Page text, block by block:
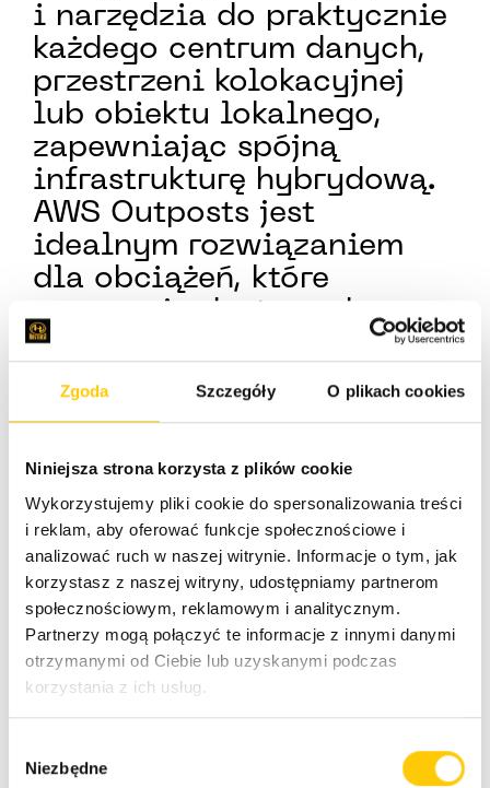
Zgoda Szczegóły O plikach cookies
Niniejsza strona korzysta z plików cookie
Wykorzystujemy pliki cookie do spersonalizowania treści
i reklam, aby oferować funkcje społecznościowe i
analizować ruch w naszej witrynie. Informacje o tym, jak
korzystasz z naszej witryny, udostępniamy partnerom
społecznościowym, reklamowym i analitycznym.
Partnerzy mogą połączyć te informacje z innymi danymi
otrzymanymi od Ciebie lub uzyskanymi podczas
korzystania z ich usług.
Niezbędne
i narzędzia do praktycznie
każdego centrum danych,
przestrzeni kolokacyjnej
lub obiektu lokalnego,
zapewniając spójną
infrastrukturę hybrydową.
AWS Outposts jest
idealnym rozwiązaniem
dla obciążeń, które
wymagają dostępu do
systemów lokalnych z
małymi opóźnieniami,
lokalnego przetwarzania
przechowywania i
migracji aplikacji z
lokalnymi
współzależnościami
systemowymi.
Usługi obliczeniowe, pamięć masowa, baza danych i
inne usługi AWS mogą działać lokalnie w Outposts, a
aplikacje lokalne, przy użyciu znanych usług i